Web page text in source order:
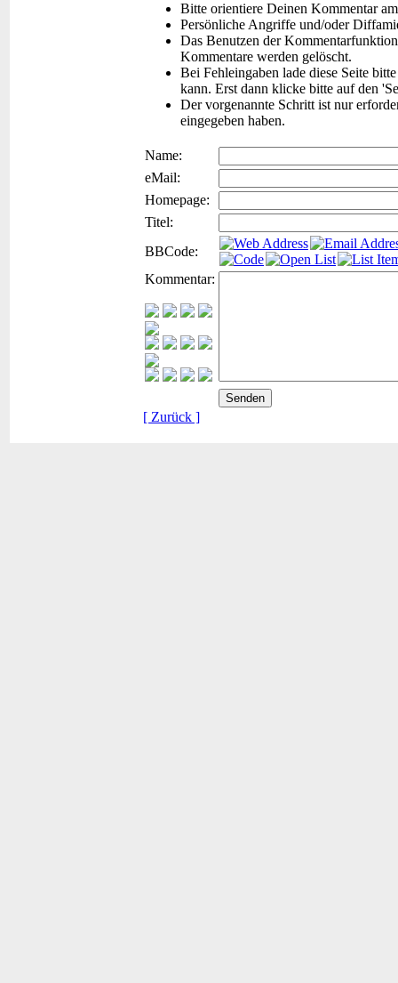
Bitte orientiere Deinen Kommentar
Persönliche Angriffe und/oder
Das Benutzen der
Kommentare werden gelöscht.
Bei Fehleingaben lade diese Seite
kann. Erst dann klicke bitte auf den
Der vorgenannte Schritt ist nur
eingegeben haben.
Name:
eMail:
Homepage:
Titel:
BBCode:
Kommentar:
[ Zurück ]